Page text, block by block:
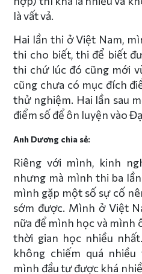
là vất vả.
Hai lần thi ở Việt Nam,
thi cho biết, thi để biết
thi chứ lúc đó cũng mới
cũng chưa có mục đích
thử nghiệm. Hai lần sau
điểm số để ôn luyện vào
Anh Dương chia sẻ:
Riêng với mình, kinh
nhưng mà mình thi ba
mình gặp một số sự cố
sớm được. Mình ở Việt
nữa để mình học và mình
thời gian học nhiều
không chiếm quá
mình đầu tư được khá